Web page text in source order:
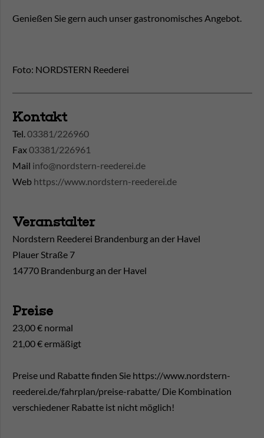
Genießen Sie gern auch unser gastronomisches Angebot.
Foto: NORDSTERN Reederei
Kontakt
Tel. 03381/226960
Fax03381/226961
Mail info@nordstern-reederei.de
Web https://www.nordstern-reederei.de
Veranstalter
Nordstern Reederei Brandenburg an der Havel
Plauer Straße 7
14770 Brandenburg an der Havel
Preise
23,00 € normal
21,00 € ermäßigt
Preise und Rabatte finden Sie https://www.nordstern-
reederei.de/fahrplan/preise-rabatte/ Die Kombination
verschiedener Rabatte ist nicht möglich!